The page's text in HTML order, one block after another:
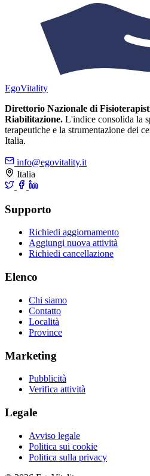
EgoVitality
Direttorio Nazionale di
Riabilitazione. L'indice consolida la
terapeutiche e la strumentazione dei
Italia.
info@egovitality.it
Italia
Supporto
Richiedi aggiornamento
Aggiungi nuova attività
Richiedi cancellazione
Elenco
Chi siamo
Contatto
Località
Province
Marketing
Pubblicità
Verifica attività
Legale
Avviso legale
Politica sui cookie
Politica sulla privacy